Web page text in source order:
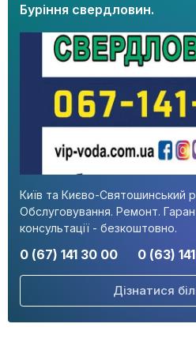
Київ та Києво-Святошинський
Обслуговування. Ремонт.
консультації - безкоштовно.
0 (67) 141 30 00 0 (63)
Дізнатися
Буріння свердловин.